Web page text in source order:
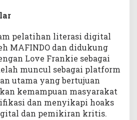
pelatihan literasi digital
MAFINDO dan didukung
Love Frankie sebagai
muncul sebagai platform
utama yang bertujuan
kemampuan masyarakat
dan menyikapi hoaks
dan pemikiran kritis.